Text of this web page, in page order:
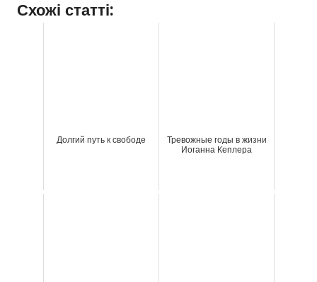
Схожі статті:
Долгий путь к свободе
Тревожные годы в жизни
Иоганна Кеплера